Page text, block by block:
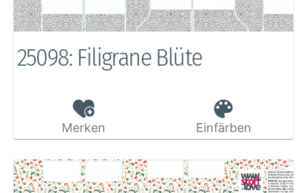
25098: Filigrane Blüte
Merken Einfärben